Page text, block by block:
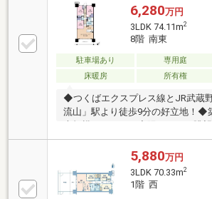
6,280万円
3LDK 74.11m2
8階 南東
駐車場あり 専用庭
床暖房
所有権
◆つくばエクスプレス線とJR武蔵
流山」駅より徒歩9分の好立地！◆
大規模レジデンス◆陽あたり＆眺
の3LDK住戸◆温水床暖房・ディス
ンの充実設備◆各居室に設けられ
ース◆「コンシェルジュサービス
ティシステム」を完備した安心安
ストルーム」「パーティールーム」
5,880万円
3LDK 70.33m2
1階 西